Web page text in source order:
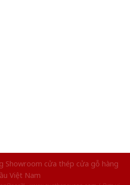
Showroom cửa thép cửa gỗ hàng
Việt Nam